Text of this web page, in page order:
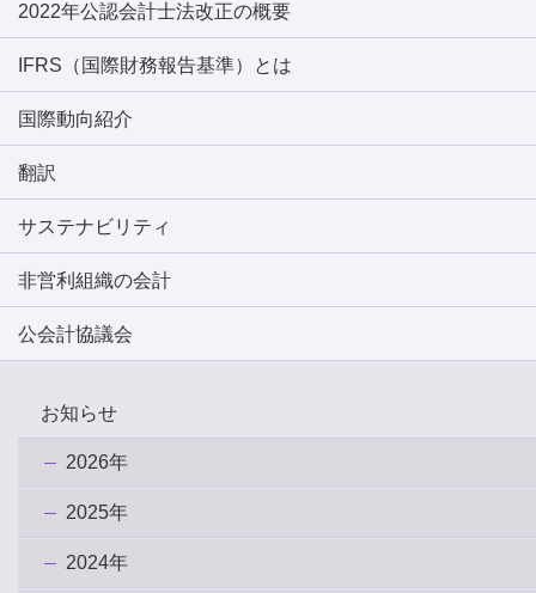
2022年公認会計士法改正の概要
IFRS（国際財務報告基準）とは
国際動向紹介
翻訳
サステナビリティ
非営利組織の会計
公会計協議会
お知らせ
2026年
2025年
2024年